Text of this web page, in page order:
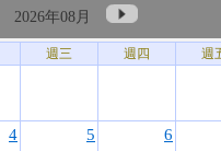
2026年08月
週三 週四 週
4 5 6